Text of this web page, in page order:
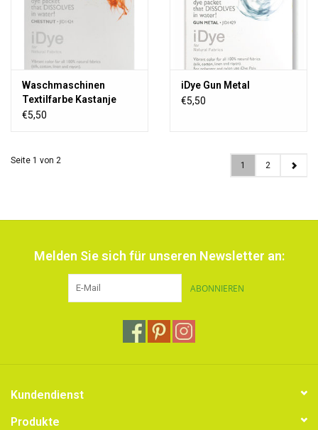
Waschmaschinen
Textilfarbe Kastanje
€5,50
iDye Gun Metal
€5,50
Seite 1 von 2 1 2
Melden Sie sich für unseren Newsletter an:
ABONNIEREN
Kundendienst
Produkte